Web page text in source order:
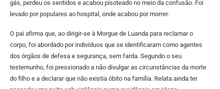
gás, perdeu os sentidos e acabou pisoteado no meio da confusão. Foi
levado por populares ao hospital, onde acabou por morrer.
O pai afirma que, ao dirigir-se à Morgue de Luanda para reclamar o
corpo, foi abordado por indivíduos que se identificaram como agentes
dos órgãos de defesa e segurança, sem farda. Segundo o seu
testemunho, foi pressionado a não divulgar as circunstâncias da morte
do filho e a declarar que não existia óbito na família. Relata ainda ter